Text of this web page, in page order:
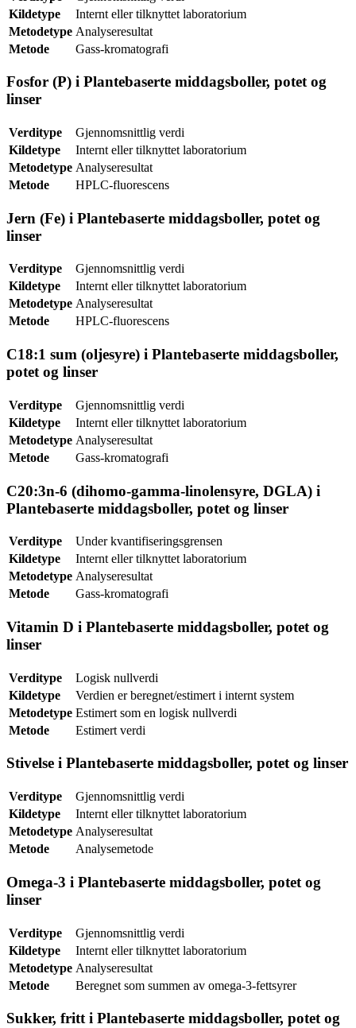
Kildetype
Internt eller tilknyttet laboratorium
Metodetype Analyseresultat
Metode
Gass-kromatografi
Fosfor (P) i Plantebaserte middagsboller, potet og
linser
Verditype
Gjennomsnittlig verdi
Kildetype
Internt eller tilknyttet laboratorium
Metodetype Analyseresultat
Metode
HPLC-fluorescens
Jern (Fe) i Plantebaserte middagsboller, potet og
linser
Verditype
Gjennomsnittlig verdi
Kildetype
Internt eller tilknyttet laboratorium
Metodetype Analyseresultat
Metode
HPLC-fluorescens
C18:1 sum (oljesyre) i Plantebaserte middagsboller,
potet og linser
Verditype
Gjennomsnittlig verdi
Kildetype
Internt eller tilknyttet laboratorium
Metodetype Analyseresultat
Metode
Gass-kromatografi
C20:3n-6 (dihomo-gamma-linolensyre, DGLA) i
Plantebaserte middagsboller, potet og linser
Verditype
Under kvantifiseringsgrensen
Kildetype
Internt eller tilknyttet laboratorium
Metodetype Analyseresultat
Metode
Gass-kromatografi
Vitamin D i Plantebaserte middagsboller, potet og
linser
Verditype
Logisk nullverdi
Kildetype
Verdien er beregnet/estimert i internt system
Metodetype Estimert som en logisk nullverdi
Metode
Estimert verdi
Stivelse i Plantebaserte middagsboller, potet og linser
Verditype
Gjennomsnittlig verdi
Kildetype
Internt eller tilknyttet laboratorium
Metodetype Analyseresultat
Metode
Analysemetode
Omega-3 i Plantebaserte middagsboller, potet og
linser
Verditype
Gjennomsnittlig verdi
Kildetype
Internt eller tilknyttet laboratorium
Metodetype Analyseresultat
Metode
Beregnet som summen av omega-3-fettsyrer
Sukker, fritt i Plantebaserte middagsboller, potet og